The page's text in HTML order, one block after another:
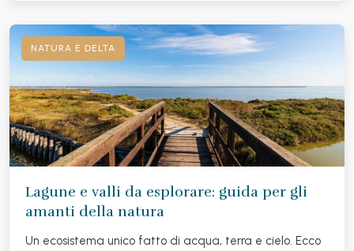
NATURA E DELTA
Lagune e valli da esplorare: guida per gli
amanti della natura
Un ecosistema unico fatto di acqua, terra e cielo. Ecco